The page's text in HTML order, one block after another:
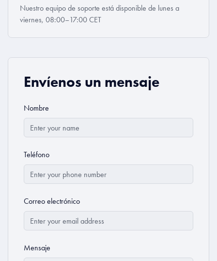
Nuestro equipo de soporte está disponible de lunes a
viernes, 08:00–17:00 CET
Envíenos un mensaje
Nombre
Teléfono
Correo electrónico
Mensaje